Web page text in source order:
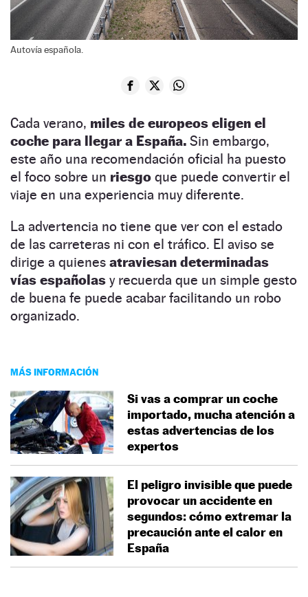
Autovía española.
Cada verano, miles de europeos eligen el
coche para llegar a España. Sin embargo,
este año una recomendación oficial ha puesto
el foco sobre un riesgo que puede convertir el
viaje en una experiencia muy diferente.
La advertencia no tiene que ver con el estado
de las carreteras ni con el tráfico. El aviso se
dirige a quienes atraviesan determinadas
vías españolas y recuerda que un simple gesto
de buena fe puede acabar facilitando un robo
organizado.
MÁS INFORMACIÓN
Si vas a comprar un coche
importado, mucha atención a
estas advertencias de los
expertos
El peligro invisible que puede
provocar un accidente en
segundos: cómo extremar la
precaución ante el calor en
España